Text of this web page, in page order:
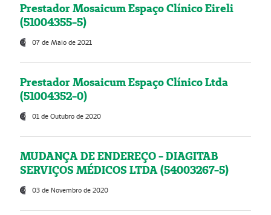
Prestador Mosaicum Espaço Clínico Eireli
(51004355-5)
07 de Maio de 2021
Prestador Mosaicum Espaço Clínico Ltda
(51004352-0)
01 de Outubro de 2020
MUDANÇA DE ENDEREÇO - DIAGITAB
SERVIÇOS MÉDICOS LTDA (54003267-5)
03 de Novembro de 2020